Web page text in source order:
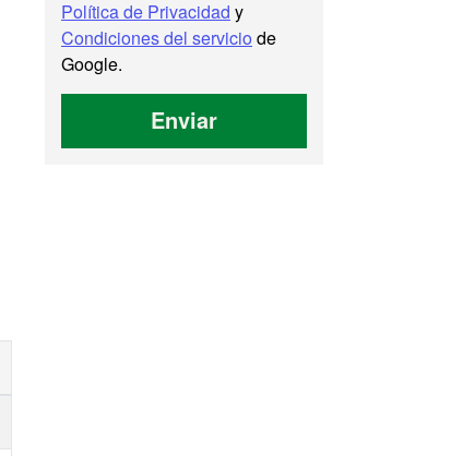
Política de Privacidad y
Condiciones del servicio de
Google.
Enviar